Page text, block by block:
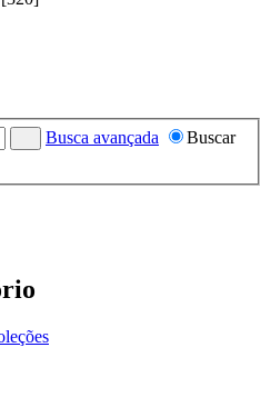
Busca avançada
Buscar